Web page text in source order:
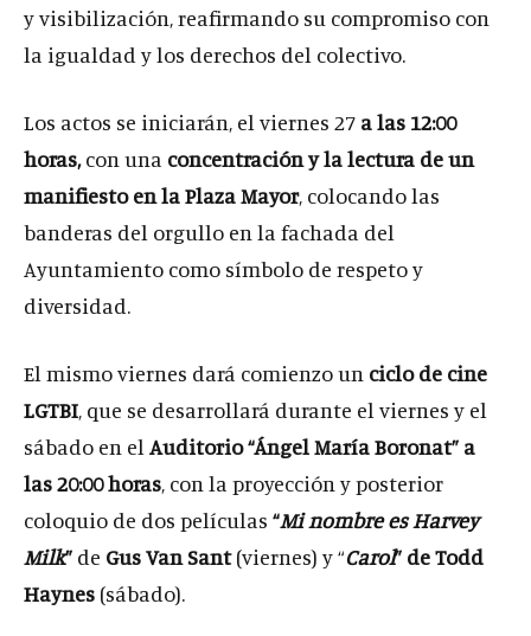
y visibilización, reafirmando su compromiso con
la igualdad y los derechos del colectivo.
Los actos se iniciarán, el viernes 27 a las 12:00
horas,con una concentración y la lectura de un
manifiesto en la Plaza Mayor, colocando las
banderas del orgullo en la fachada del
Ayuntamiento como símbolo de respeto y
diversidad.
El mismo viernes dará comienzo un ciclo de cine
LGTBI, que se desarrollará durante el viernes y el
sábado en el Auditorio “Ángel María Boronat” a
las 20:00 horas, con la proyección y posterior
coloquio de dos películas “Mi nombre es Harvey
Milk” de Gus Van Sant(viernes) y “Carol” deTodd
Haynes (sábado).